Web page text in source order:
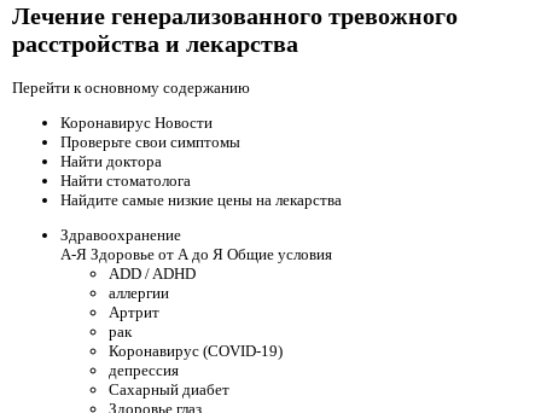
Лечение генерализованного тревожного
расстройства и лекарства
Перейти к основному содержанию
Коронавирус Новости
Проверьте свои симптомы
Найти доктора
Найти стоматолога
Найдите самые низкие цены на лекарства
Здравоохранение
А-Я Здоровье от А до Я Общие условия
ADD / ADHD
аллергии
Артрит
рак
Коронавирус (COVID-19)
депрессия
Сахарный диабет
Здоровье глаз